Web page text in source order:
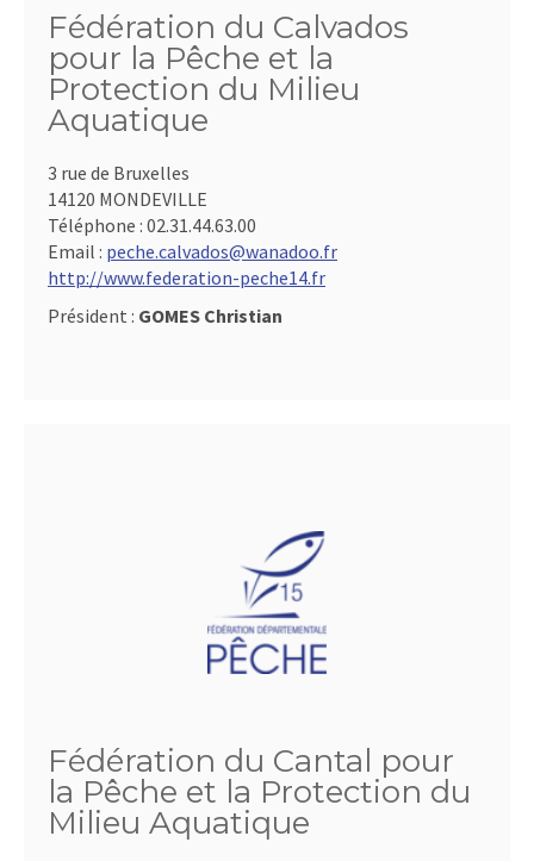
Fédération du Calvados
pour la Pêche et la
Protection du Milieu
Aquatique
3 rue de Bruxelles
14120 MONDEVILLE
Téléphone : 02.31.44.63.00
Email : peche.calvados@wanadoo.fr
http://www.federation-peche14.fr
Président : GOMES Christian
Fédération du Cantal pour
la Pêche et la Protection du
Milieu Aquatique